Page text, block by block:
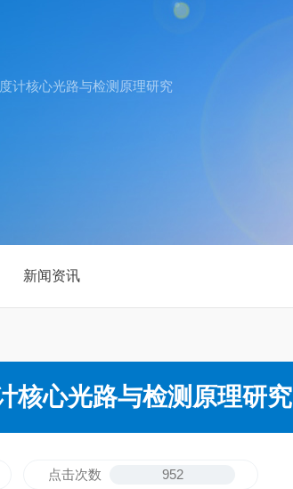
计核心光路与检测原理研究
新闻资讯
核心光路与检测原理研究
点击次数 952